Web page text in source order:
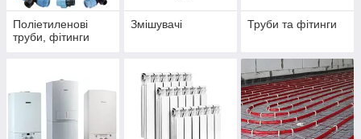
Поліетиленові
труби, фітинги
Змішувачі Труби та фітинги